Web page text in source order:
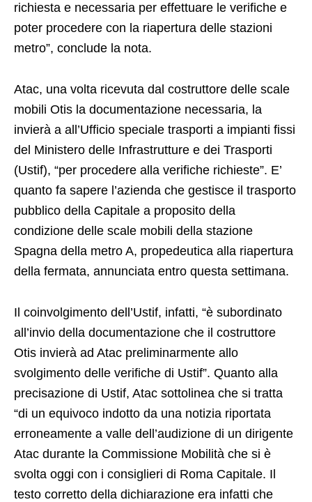
richiesta e necessaria per effettuare le verifiche e
poter procedere con la riapertura delle stazioni
metro”, conclude la nota.
Atac, una volta ricevuta dal costruttore delle scale
mobili Otis la documentazione necessaria, la
invierà a all’Ufficio speciale trasporti a impianti fissi
del Ministero delle Infrastrutture e dei Trasporti
(Ustif), “per procedere alla verifiche richieste”. E’
quanto fa sapere l’azienda che gestisce il trasporto
pubblico della Capitale a proposito della
condizione delle scale mobili della stazione
Spagna della metro A, propedeutica alla riapertura
della fermata, annunciata entro questa settimana.
Il coinvolgimento dell’Ustif, infatti, “è subordinato
all’invio della documentazione che il costruttore
Otis invierà ad Atac preliminarmente allo
svolgimento delle verifiche di Ustif”. Quanto alla
precisazione di Ustif, Atac sottolinea che si tratta
“di un equivoco indotto da una notizia riportata
erroneamente a valle dell’audizione di un dirigente
Atac durante la Commissione Mobilità che si è
svolta oggi con i consiglieri di Roma Capitale. Il
testo corretto della dichiarazione era infatti che